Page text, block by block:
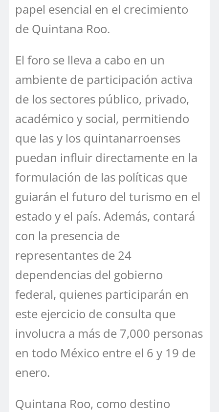
papel esencial en el crecimiento
de Quintana Roo.
El foro se lleva a cabo en un
ambiente de participación activa
de los sectores público, privado,
académico y social, permitiendo
que las y los quintanarroenses
puedan influir directamente en la
formulación de las políticas que
guiarán el futuro del turismo en el
estado y el país. Además, contará
con la presencia de
representantes de 24
dependencias del gobierno
federal, quienes participarán en
este ejercicio de consulta que
involucra a más de 7,000 personas
en todo México entre el 6 y 19 de
enero.
Quintana Roo, como destino